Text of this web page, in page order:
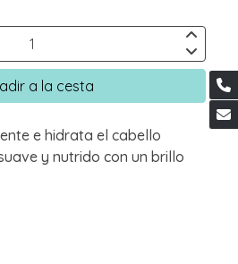
a la cesta
e hidrata el cabello
y nutrido con un brillo